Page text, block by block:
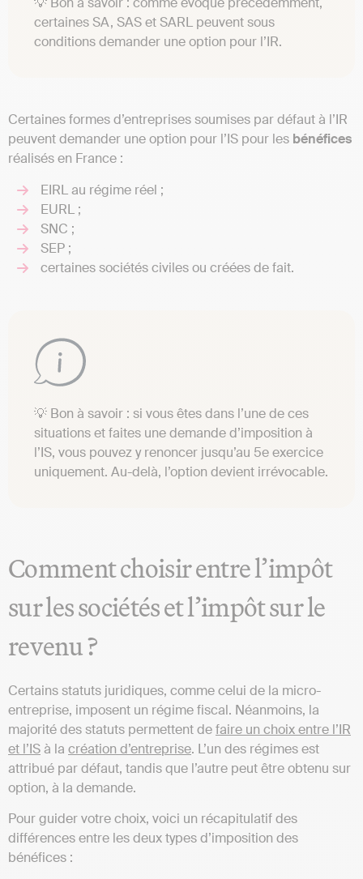
certaines SA, SAS et SARL peuvent sous
conditions demander une option pour l’IR.
Certaines formes d’entreprises soumises par défaut à l’IR
peuvent demander une option pour l’IS pour les bénéfices
réalisés en France :
EIRL au régime réel ;
EURL ;
SNC ;
SEP ;
certaines sociétés civiles ou créées de fait.
💡 Bon à savoir : si vous êtes dans l’une de ces
situations et faites une demande d’imposition à
l’IS, vous pouvez y renoncer jusqu’au 5e exercice
uniquement. Au-delà, l’option devient irrévocable.
Comment choisir entre l’impôt
sur les sociétés et l’impôt sur le
revenu ?
Certains statuts juridiques, comme celui de la micro-
entreprise, imposent un régime fiscal. Néanmoins, la
majorité des statuts permettent defaire un choix entre l’IR
et l’ISà la création d’entreprise. L’un des régimes est
attribué par défaut, tandis que l’autre peut être obtenu sur
option, à la demande.
Pour guider votre choix, voici un récapitulatif des
différences entre les deux types d’imposition des
bénéfices :